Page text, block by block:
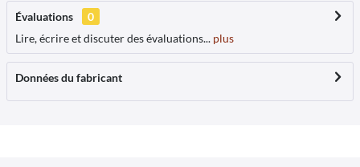
Évaluations
0
Lire, écrire et discuter des évaluations... plus
Données du fabricant